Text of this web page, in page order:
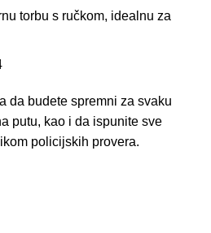
torbu s ručkom, idealnu za
da budete spremni za svaku
putu, kao i da ispunite sve
policijskih provera.